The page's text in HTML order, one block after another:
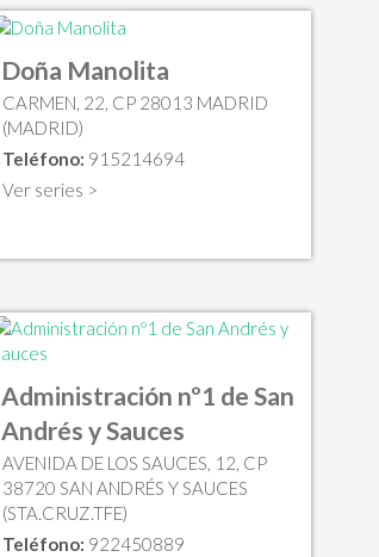
Doña Manolita
CARMEN, 22, CP 28013 MADRID
(MADRID)
Teléfono: 915214694
Ver series >
Administración nº1 de San
Andrés y Sauces
AVENIDA DE LOS SAUCES, 12, CP
38720 SAN ANDRÉS Y SAUCES
(STA.CRUZ.TFE)
Teléfono: 922450889